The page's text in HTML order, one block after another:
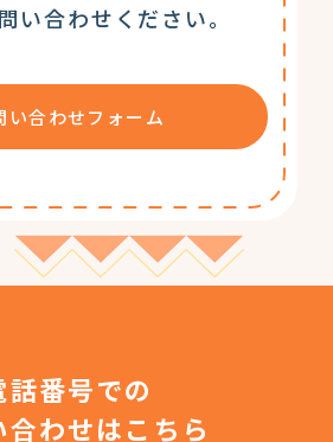
い合わせください。
い合わせフォーム
話番号での
合わせはこちら